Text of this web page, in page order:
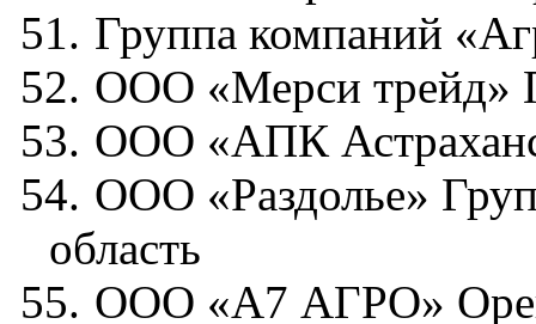
51. Группа компаний
52. ООО «Мерси трейд»
53. ООО «АПК
54. ООО «Раздолье»
область
55. ООО «А7 АГРО»